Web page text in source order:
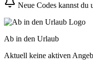
Neue Codes kannst du
Ab in den Urlaub
Aktuell keine aktiven